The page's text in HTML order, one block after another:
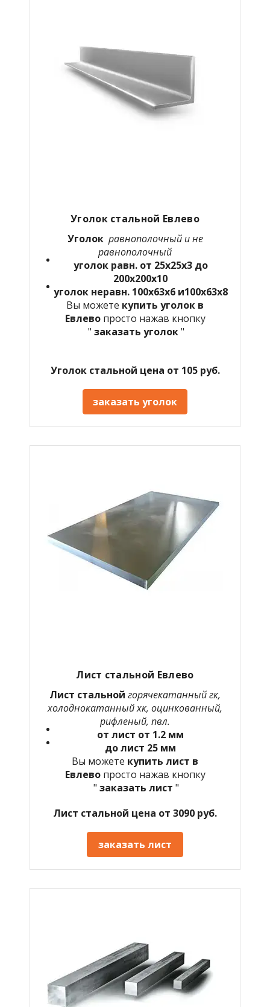
Уголок стальной Евлево
Уголок равнополочный и не
равнополочный
уголок равн. от 25х25х3 до
200х200х10
уголок неравн. 100х63х6 и100х63х8
Вы можете купить уголок в
Евлево просто нажав кнопку
" заказать уголок"
Уголок стальной цена от 105 руб.
заказать уголок
Лист стальной Евлево
Лист стальной горячекатанный гк,
холоднокатанный хк, оцинкованный,
рифленый, пвл.
от лист от 1.2 мм
до лист 25 мм
Вы можете купить лист в
Евлево просто нажав кнопку
" заказать лист "
Лист стальной цена от 3090 руб.
заказать лист